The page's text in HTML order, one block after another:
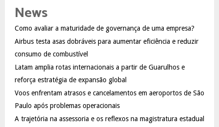
h
o
r
:
R
News
Como avaliar a maturidade de governança de uma empresa?
Airbus testa asas dobráveis para aumentar eficiência e reduzir
consumo de combustível
Latam amplia rotas internacionais a partir de Guarulhos e
reforça estratégia de expansão global
Voos enfrentam atrasos e cancelamentos em aeroportos de São
Paulo após problemas operacionais
A trajetória na assessoria e os reflexos na magistratura estadual